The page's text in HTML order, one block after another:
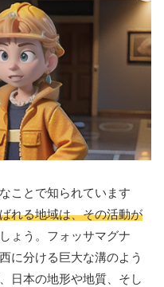
ことで知られています
れる地域は、その活動が
ょう。フォッサマグナ
に分ける巨大な溝のよう
日本の地形や地質、そし